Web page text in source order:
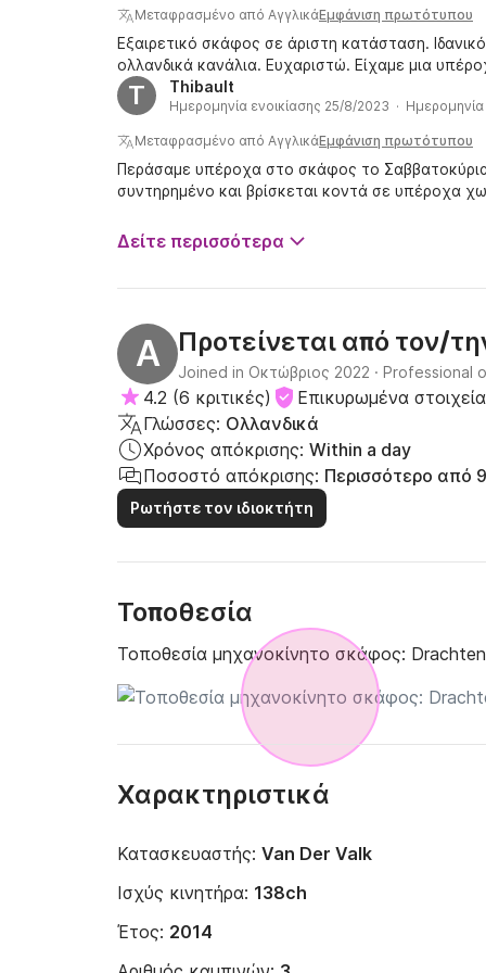
Μεταφρασμένο από ΑγγλικάΕμφάνιση πρωτότυπου
Εξαιρετικό σκάφος σε άριστη κατάσταση.
ολλανδικά κανάλια. Ευχαριστώ. Είχαμε μια
T Thibault
Ημερομηνία ενοικίασης 25/8/2023 ·
Μεταφρασμένο από ΑγγλικάΕμφάνιση πρωτότυπου
Περάσαμε υπέροχα στο σκάφος το
συντηρημένο και βρίσκεται κοντά σε υπέροχα
Δείτε περισσότερα
A Προτείνεται από τον/
Joined in Οκτώβριος 2022 · Professional
4.2 (6 κριτικές)
Επικυρωμένα
Γλώσσες: Ολλανδικά
Χρόνος απόκρισης: Within a day
Ποσοστό απόκρισης: Περισσότερο από
Ρωτήστε τον ιδιοκτήτη
Τοποθεσία
Τοποθεσία μηχανοκίνητο σκάφος:
Χαρακτηριστικά
Κατασκευαστής: Van Der Valk
Ισχύς κινητήρα: 138ch
Έτος: 2014